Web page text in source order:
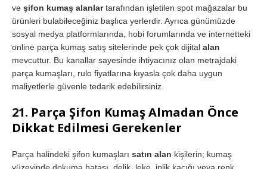
ve şifon kumaş alanlartarafından işletilen spot mağazalar bu
ürünleri bulabileceğiniz başlıca yerlerdir. Ayrıca günümüzde
sosyal medya platformlarında, hobi forumlarında ve internetteki
online parça kumaş satış sitelerinde pek çok dijital alan
mevcuttur. Bu kanallar sayesinde ihtiyacınız olan metrajdaki
parça kumaşları, rulo fiyatlarına kıyasla çok daha uygun
maliyetlerle güvenle tedarik edebilirsiniz.
21. Parça Şifon Kumaş Almadan Önce
Dikkat Edilmesi Gerekenler
Parça halindeki şifon kumaşları satın alan kişilerin; kumaş
yüzeyinde dokuma hatası, delik, leke, iplik kaçığı veya renk